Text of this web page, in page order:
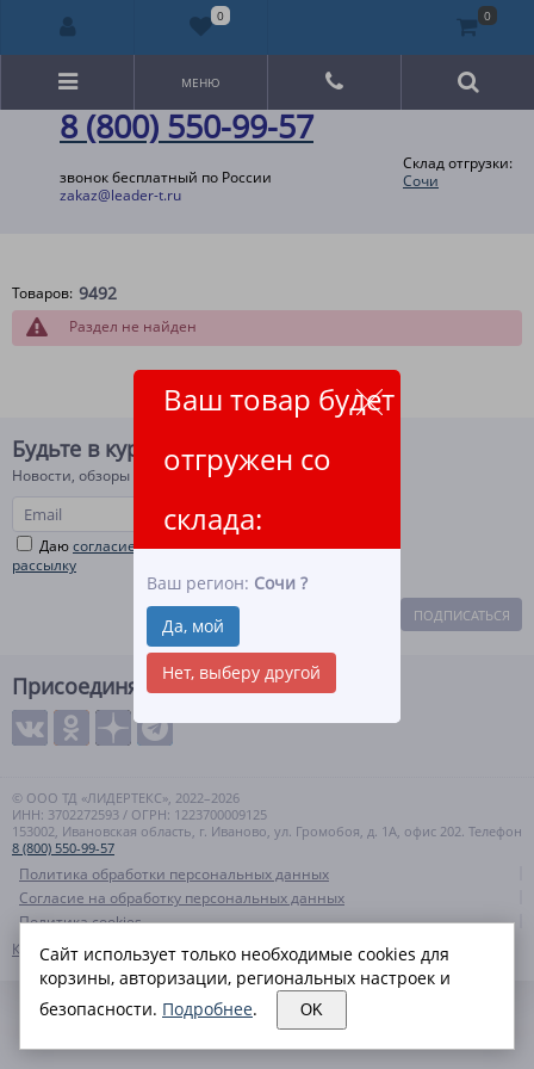
8 (800) 550-99-57
звонок бесплатный по России
zakaz@leader-t.ru
Склад отгрузки:
Сочи
Ваш товар будет
отгружен со
склада:
Ваш регион: Сочи ?
Да, мой
Нет, выберу другой
МЕНЮ
Товаров: 9492
Раздел не найден
Будьте в курсе!
Новости, обзоры и акции
Даюсогласие на рекламную и информационную
рассылку
ПОДПИСАТЬСЯ
Присоединяйтесь
© ООО ТД «ЛИДЕРТЕКС», 2022–2026
ИНН: 3702272593 / ОГРН: 1223700009125
153002, Ивановская область, г. Иваново, ул. Громобоя, д. 1А, офис 202. Телефон
8 (800) 550-99-57
Политика обработки персональных данных
Согласие на обработку персональных данных
Политика cookies
Контакты
Карта сайта
0 0
Сайт использует только необходимые cookies для
корзины, авторизации, региональных настроек и
безопасности. Подробнее. OK